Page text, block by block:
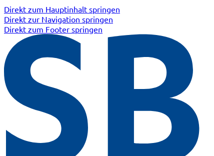
Direkt zum Hauptinhalt springen
Direkt zur Navigation springen
Direkt zum Footer springen